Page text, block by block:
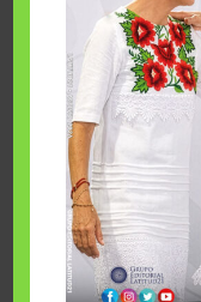
Fairmont Mayakoba
esfuerzos para hacer